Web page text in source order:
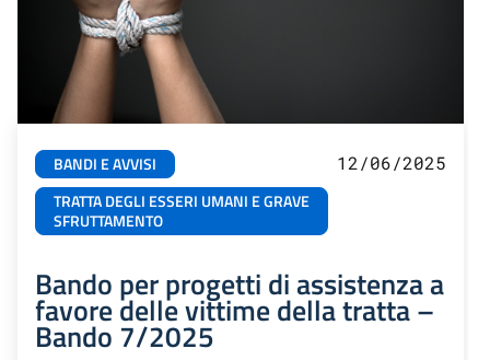
BANDI E AVVISI
TRATTA DEGLI ESSERI UMANI E GRAVE
SFRUTTAMENTO
12/06/2025
Bando per progetti di assistenza a
favore delle vittime della tratta –
Bando 7/2025